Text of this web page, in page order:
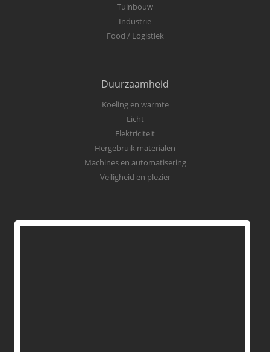
Tuinbouw
Industrie
Food / Logistiek
Duurzaamheid
Koeling en warmte
Licht
Elektriciteit
Hergebruik materialen
Machines en automatisering
Veiligheid en plezier